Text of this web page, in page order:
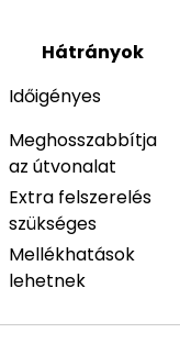
Hátrányok
Időigényes
Meghosszabbítja
az útvonalat
Extra felszerelés
szükséges
Mellékhatások
lehetnek